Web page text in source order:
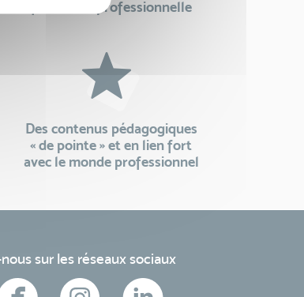
formation professionnelle
Des contenus pédagogiques
« de pointe » et en lien fort
avec le monde professionnel
sur les réseaux sociaux